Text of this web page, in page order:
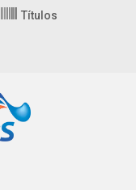
Títulos